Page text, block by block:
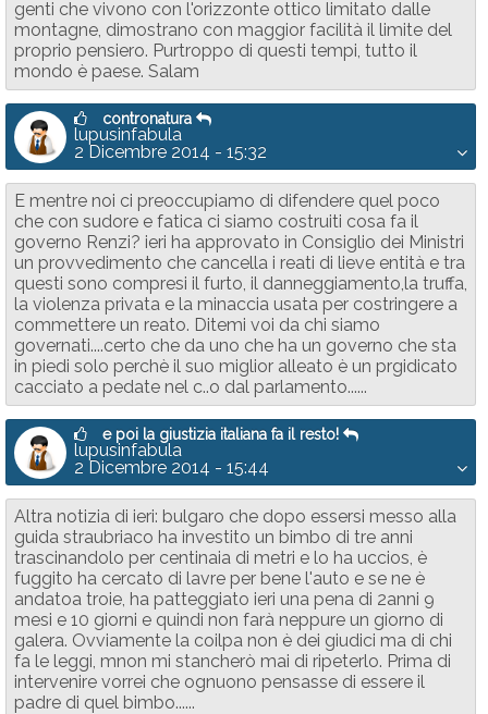
genti che vivono con l'orizzonte ottico limitato dalle
montagne, dimostrano con maggior facilità il limite del
proprio pensiero. Purtroppo di questi tempi, tutto il
mondo è paese. Salam
contronatura
lupusinfabula
2 Dicembre 2014 - 15:32
E mentre noi ci preoccupiamo di difendere quel poco
che con sudore e fatica ci siamo costruiti cosa fa il
governo Renzi? ieri ha approvato in Consiglio dei Ministri
un provvedimento che cancella i reati di lieve entità e tra
questi sono compresi il furto, il danneggiamento,la truffa,
la violenza privata e la minaccia usata per costringere a
commettere un reato. Ditemi voi da chi siamo
governati....certo che da uno che ha un governo che sta
in piedi solo perchè il suo miglior alleato è un prgidicato
cacciato a pedate nel c..o dal parlamento......
e poi la giustizia italiana fa il resto!
lupusinfabula
2 Dicembre 2014 - 15:44
Altra notizia di ieri: bulgaro che dopo essersi messo alla
guida straubriaco ha investito un bimbo di tre anni
trascinandolo per centinaia di metri e lo ha uccios, è
fuggito ha cercato di lavre per bene l'auto e se ne è
andatoa troie, ha patteggiato ieri una pena di 2anni 9
mesi e 10 giorni e quindi non farà neppure un giorno di
galera. Ovviamente la coilpa non è dei giudici ma di chi
fa le leggi, mnon mi stancherò mai di ripeterlo. Prima di
intervenire vorrei che ognuono pensasse di essere il
padre di quel bimbo......